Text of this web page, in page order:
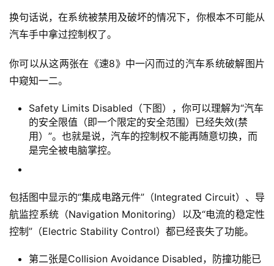
换句话说，在系统被禁用及破坏的情况下，你根本不可能从
汽车手中拿过控制权了。
你可以从这两张在《速8》中一闪而过的汽车系统破解图片
中窥知一二。
Safety Limits Disabled（下图），你可以理解为“汽车
的安全限值（即一个限定的安全范围）已经失效(禁
用）”。也就是说，汽车的控制权不能再随意切换，而
是完全被电脑掌控。
包括图中显示的“集成电路元件”（Integrated Circuit）、导
航监控系统（Navigation Monitoring）以及“电流的稳定性
控制”（Electric Stability Control）都已经丧失了功能。
第二张是Collision Avoidance Disabled，防撞功能已